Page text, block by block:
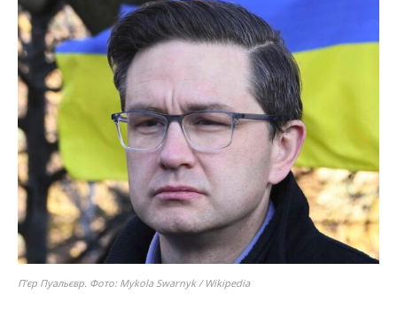
П’єр Пуальєвр. Фото: Mykola Swarnyk / Wikipedia